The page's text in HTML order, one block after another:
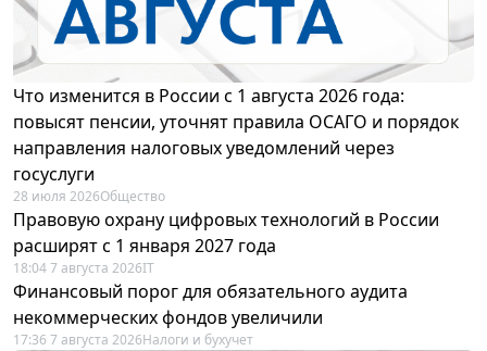
Что изменится в России с 1 августа 2026 года:
повысят пенсии, уточнят правила ОСАГО и порядок
направления налоговых уведомлений через
госуслуги
28 июля 2026Общество
Правовую охрану цифровых технологий в России
расширят с 1 января 2027 года
18:04 7 августа 2026IT
Финансовый порог для обязательного аудита
некоммерческих фондов увеличили
17:36 7 августа 2026Налоги и бухучет